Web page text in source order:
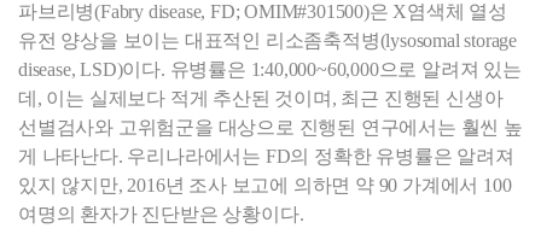
파브리병(Fabry disease, FD; OMIM#301500)은 X염색체 열성
유전 양상을 보이는 대표적인 리소좀축적병(lysosomal storage
disease,LSD)이다. 유병률은 1:40,000~60,000으로 알려져 있는
데, 이는 실제보다 적게 추산된 것이며, 최근 진행된 신생아
선별검사와 고위험군을 대상으로 진행된 연구에서는 훨씬 높
게 나타난다. 우리나라에서는 FD의 정확한 유병률은 알려져
있지 않지만, 2016년 조사 보고에 의하면 약 90 가계에서 100
여명의 환자가 진단받은 상황이다.